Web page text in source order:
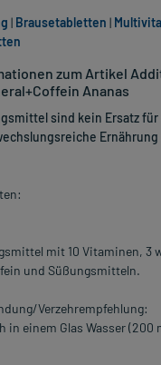
zum Artikel
Ananas
sind kein Ersatz für
mit 10 Vitaminen, 3
und Süßungsmitteln.
Verzehrempfehlung:
in einem Glas Wasser (200
| Brausetabletten |